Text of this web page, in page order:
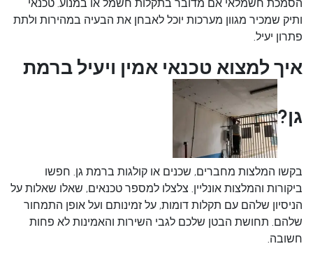
הסמכת חשמלאי אם מדובר בתקלות חשמל או במנוע. טכנאי
ותיק שמכיר מגוון מערכות יוכל לאבחן את הבעיה במהירות ולתת
פתרון יעיל.
איך למצוא טכנאי אמין ויעיל ברמת
גן?
בקשו המלצות מחברים, שכנים או קולגות ברמת גן. חפשו
ביקורות והמלצות אונליין. צלצלו למספר טכנאים, שאלו שאלות על
הניסיון שלהם עם תקלות דומות, על זמינותם ועל אופן התמחור
שלהם. תחושת הבטן שלכם לגבי השירות והאמינות לא פחות
חשובה.